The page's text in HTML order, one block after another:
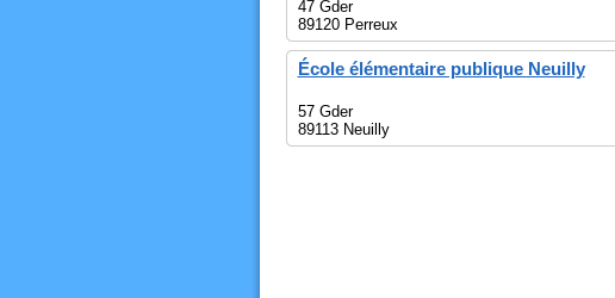
47 Gder
89120 Perreux
École élémentaire publique Neuilly
57 Gder
89113 Neuilly